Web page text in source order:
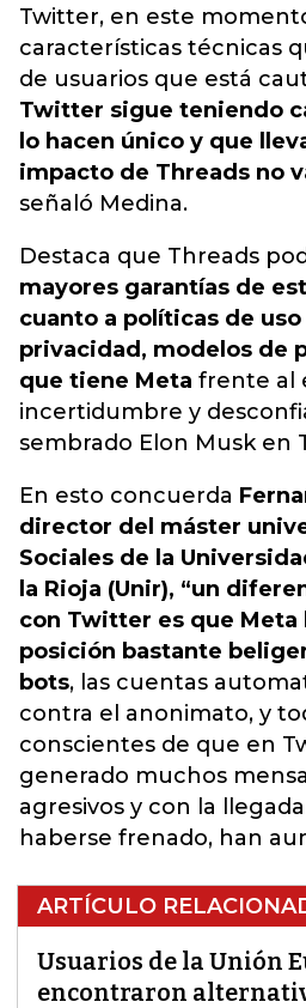
Twitter, en este
características técnicas
de usuarios que está
Twitter sigue teniendo
lo hacen único y que
impacto de Threads no
señaló Medina.
Destaca que Threads
mayores garantías de
cuanto a políticas de
privacidad, modelos de
que tiene Meta frente al
incertidumbre y
sembrado Elon Musk en
En esto concuerda
director del máster
Sociales de la
la Rioja (Unir), “un
con Twitter es que Meta
posición bastante
bots, las cuentas
contra el anonimato, y
conscientes de que en
generado muchos
agresivos y con la
haberse frenado, han
ARTÍCULO
Usuarios de la Unión
encontraron